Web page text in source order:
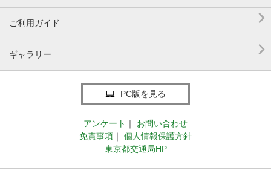
ご利用ガイド 
ギャラリー 
PC版を見る
アンケート ｜
お問い合わせ
免責事項 ｜
個人情報保護方針
東京都交通局HP